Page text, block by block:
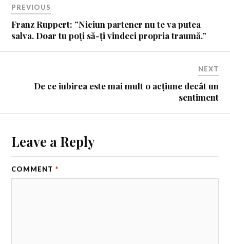
PREVIOUS
Franz Ruppert: ”Niciun partener nu te va putea
salva. Doar tu poți să-ți vindeci propria traumă.”
NEXT
De ce iubirea este mai mult o acțiune decât un
sentiment
Leave a Reply
COMMENT *